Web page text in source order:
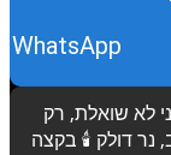
WhatsApp
לא שואלת, רק
נר דולק 🕯️ בקצה